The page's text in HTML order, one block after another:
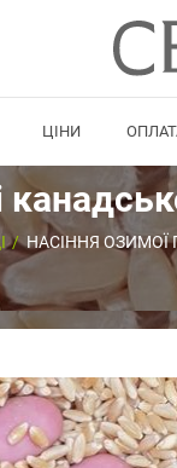
ЦІНИ
НАСІННЯ ОЗИМОЇ